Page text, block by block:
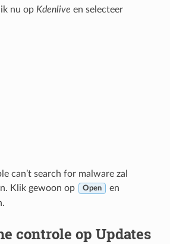
nu op Kdenlive en selecteer
can’t search for malware zal
Klik gewoon op
Open
en
controle op Updates